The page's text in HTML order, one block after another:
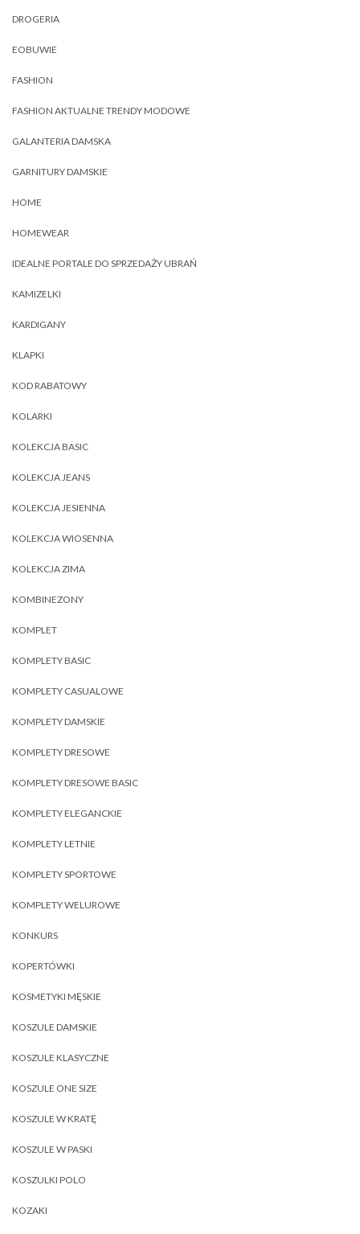
DROGERIA
EOBUWIE
FASHION
FASHION AKTUALNE TRENDY MODOWE
GALANTERIA DAMSKA
GARNITURY DAMSKIE
HOME
HOMEWEAR
IDEALNE PORTALE DO SPRZEDAŻY UBRAŃ
KAMIZELKI
KARDIGANY
KLAPKI
KOD RABATOWY
KOLARKI
KOLEKCJA BASIC
KOLEKCJA JEANS
KOLEKCJA JESIENNA
KOLEKCJA WIOSENNA
KOLEKCJA ZIMA
KOMBINEZONY
KOMPLET
KOMPLETY BASIC
KOMPLETY CASUALOWE
KOMPLETY DAMSKIE
KOMPLETY DRESOWE
KOMPLETY DRESOWE BASIC
KOMPLETY ELEGANCKIE
KOMPLETY LETNIE
KOMPLETY SPORTOWE
KOMPLETY WELUROWE
KONKURS
KOPERTÓWKI
KOSMETYKI MĘSKIE
KOSZULE DAMSKIE
KOSZULE KLASYCZNE
KOSZULE ONE SIZE
KOSZULE W KRATĘ
KOSZULE W PASKI
KOSZULKI POLO
KOZAKI